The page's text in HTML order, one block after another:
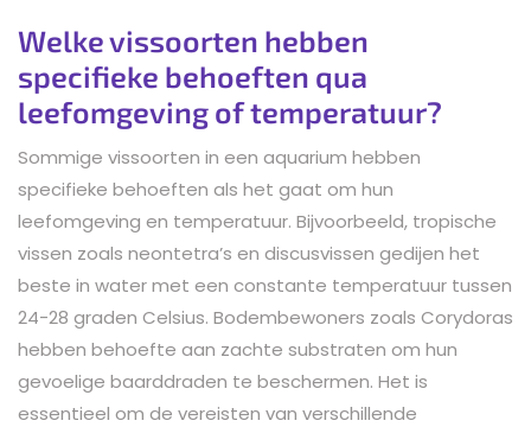
Welke vissoorten hebben
specifieke behoeften qua
leefomgeving of temperatuur?
Sommige vissoorten in een aquarium hebben
specifieke behoeften als het gaat om hun
leefomgeving en temperatuur. Bijvoorbeeld, tropische
vissen zoals neontetra’s en discusvissen gedijen het
beste in water met een constante temperatuur tussen
24-28 graden Celsius. Bodembewoners zoals Corydoras
hebben behoefte aan zachte substraten om hun
gevoelige baarddraden te beschermen. Het is
essentieel om de vereisten van verschillende